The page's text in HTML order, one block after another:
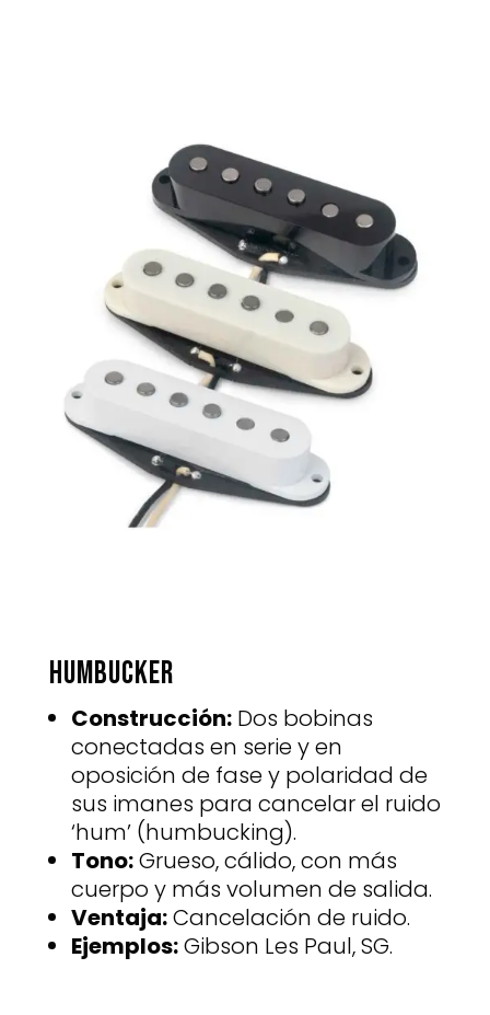
Humbucker
Construcción:Dos bobinas
conectadas en serie y en
oposición de fase y polaridad de
sus imanes para cancelar el ruido
‘hum’ (humbucking).
Tono:Grueso, cálido, con más
cuerpo y más volumen de salida.
Ventaja:Cancelación de ruido.
Ejemplos:Gibson Les Paul, SG.